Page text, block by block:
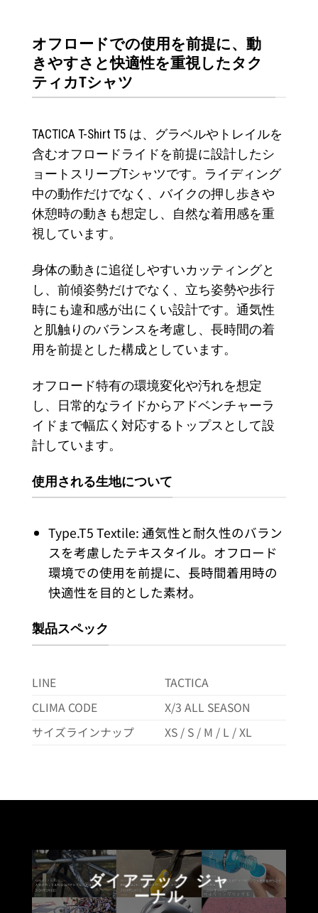
オフロードでの使用を前提に、動
きやすさと快適性を重視したタク
ティカTシャツ
TACTICA T-Shirt T5 は、グラベルやトレイルを
含むオフロードライドを前提に設計したシ
ョートスリーブTシャツです。ライディング
中の動作だけでなく、バイクの押し歩きや
休憩時の動きも想定し、自然な着用感を重
視しています。
身体の動きに追従しやすいカッティングと
し、前傾姿勢だけでなく、立ち姿勢や歩行
時にも違和感が出にくい設計です。通気性
と肌触りのバランスを考慮し、長時間の着
用を前提とした構成としています。
オフロード特有の環境変化や汚れを想定
し、日常的なライドからアドベンチャーラ
イドまで幅広く対応するトップスとして設
計しています。
使用される生地について
Type.T5 Textile: 通気性と耐久性のバラン
スを考慮したテキスタイル。オフロード
環境での使用を前提に、長時間着用時の
快適性を目的とした素材。
製品スペック
LINE
TACTICA
CLIMA CODE
X/3 ALL SEASON
サイズラインナップ
XS / S / M / L / XL
ダイアテック ジャ
ーナル